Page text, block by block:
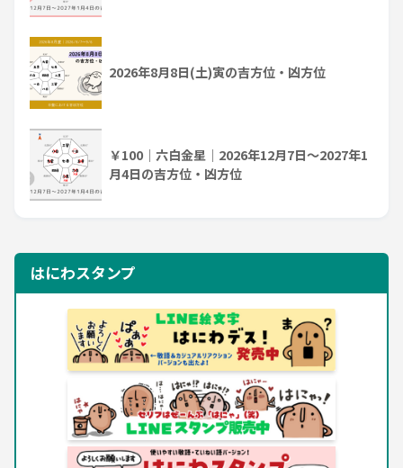
2026年8月8日(土)寅の吉方位・凶方位
￥100｜六白金星｜2026年12月7日～2027年1
月4日の吉方位・凶方位
はにわスタンプ